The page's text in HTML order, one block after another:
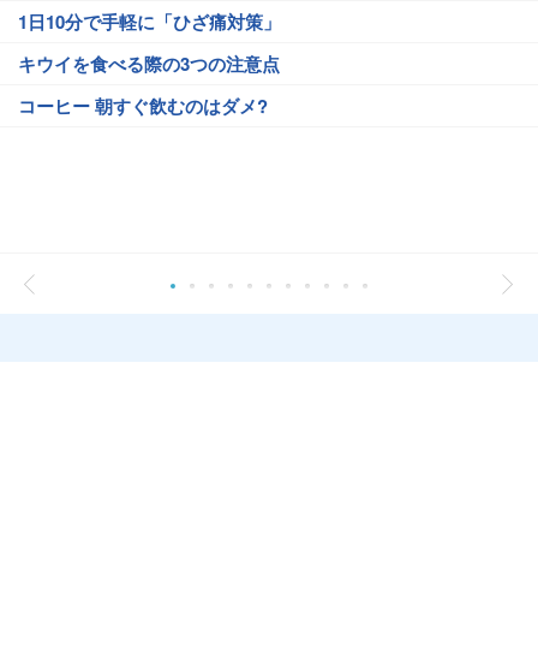
1日10分で手軽に「ひざ痛対策」
キウイを食べる際の3つの注意点
コーヒー 朝すぐ飲むのはダメ?